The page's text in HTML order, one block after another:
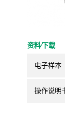
资料⁄下载
电子样本
操作说明